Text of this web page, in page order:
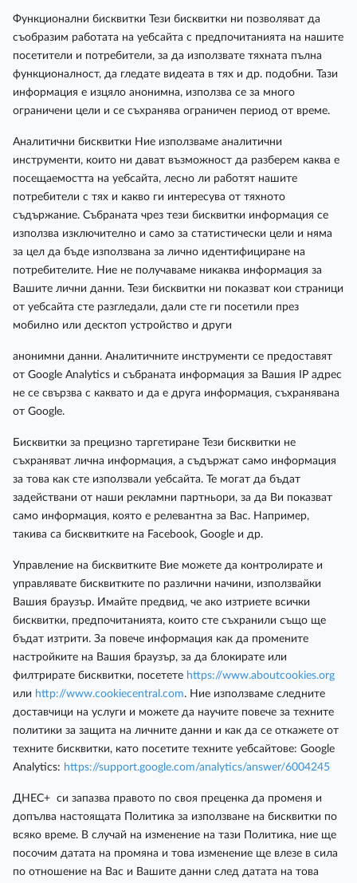
Функционални бисквитки Тези бисквитки ни позволяват да
съобразим работата на уебсайта с предпочитанията на нашите
посетители и потребители, за да използвате тяхната пълна
функционалност, да гледате видеата в тях и др. подобни. Тази
информация е изцяло анонимна, използва се за много
ограничени цели и се съхранява ограничен период от време.
Аналитични бисквитки Ние използваме аналитични
инструменти, които ни дават възможност да разберем каква е
посещаемостта на уебсайта, лесно ли работят нашите
потребители с тях и какво ги интересува от тяхното
съдържание. Събраната чрез тези бисквитки информация се
използва изключително и само за статистически цели и няма
за цел да бъде използвана за лично идентифициране на
потребителите. Ние не получаваме никаква информация за
Вашите лични данни. Тези бисквитки ни показват кои страници
от уебсайта сте разгледали, дали сте ги посетили през
мобилно или десктоп устройство и други
анонимни данни. Аналитичните инструменти се предоставят
от Google Analytics и събраната информация за Вашия IP адрес
не се свързва с каквато и да е друга информация, съхранявана
от Google.
Бисквитки за прецизно таргетиране Тези бисквитки не
съхраняват лична информация, а съдържат само информация
за това как сте използвали уебсайта. Те могат да бъдат
задействани от наши рекламни партньори, за да Ви показват
само информация, която е релевантна за Вас. Например,
такива са бисквитките на Facebook, Google и др.
Управление на бисквитките Вие можете да контролирате и
управлявате бисквитките по различни начини, използвайки
Вашия браузър. Имайте предвид, че ако изтриете всички
бисквитки, предпочитанията, които сте съхранили също ще
бъдат изтрити. За повече информация как да промените
настройките на Вашия браузър, за да блокирате или
филтрирате бисквитки, посетете https://www.aboutcookies.org
или http://www.cookiecentral.com. Ние използваме следните
доставчици на услуги и можете да научите повече за техните
политики за защита на личните данни и как да се откажете от
техните бисквитки, като посетите техните уебсайтове: Google
Analytics: https://support.google.com/analytics/answer/6004245
ДНЕС+ си запазва правото по своя преценка да променя и
допълва настоящата Политика за използване на бисквитки по
всяко време. В случай на изменение на тази Политика, ние ще
посочим датата на промяна и това изменение ще влезе в сила
по отношение на Вас и Вашите данни след датата на това